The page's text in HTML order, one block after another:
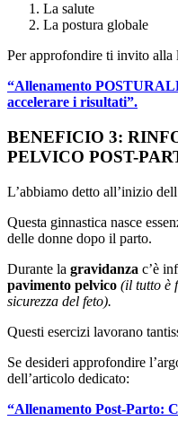
La salute
La postura globale
Per approfondire ti invito alla
“Allenamento
accelerare i risultati”.
BENEFICIO 3:
PELVICO POST-
L’abbiamo detto all’inizio
Questa ginnastica nasce
delle donne dopo il parto.
Durante la gravidanza c’è
pavimento pelvico (il tutto è
sicurezza del feto).
Questi esercizi lavorano
Se desideri approfondire
dell’articolo dedicato:
“Allenamento Post-Parto: